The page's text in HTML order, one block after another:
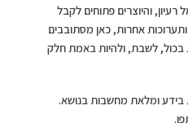
והיוצרים פתוחים לקבל
ותערוכות אחרות, כאן מסתובבים
לשבת, ולהיות באמת חלק
בידע ומלאת מחשבות בנושא.